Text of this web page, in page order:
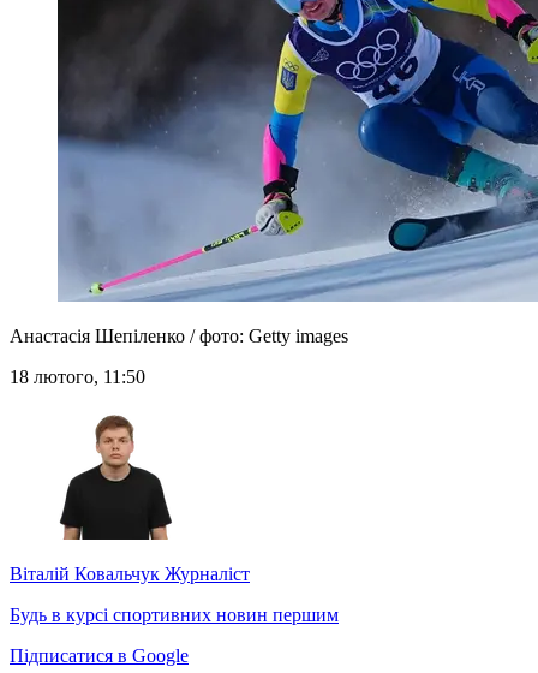
Анастасія Шепіленко / фото: Getty images
18 лютого, 11:50
Віталій Ковальчук Журналіст
Будь в курсі спортивних новин першим
Підписатися в Google